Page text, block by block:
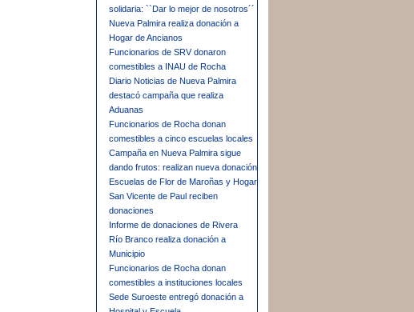
solidaria: ``Dar lo mejor de nosotros´´
Nueva Palmira realiza donación a
Hogar de Ancianos
Funcionarios de SRV donaron
comestibles a INAU de Rocha
Diario Noticias de Nueva Palmira
destacó campaña que realiza
Aduanas
Funcionarios de Rocha donan
comestibles a cinco escuelas locales
Campaña en Nueva Palmira sigue
dando frutos: realizan nueva donación
Escuelas de Flor de Maroñas y Hogar
San Vicente de Paul reciben
donaciones
Informe de donaciones de Rivera
Río Branco realiza donación a
Municipio
Funcionarios de Rocha donan
comestibles a instituciones locales
Sede Suroeste entregó donación a